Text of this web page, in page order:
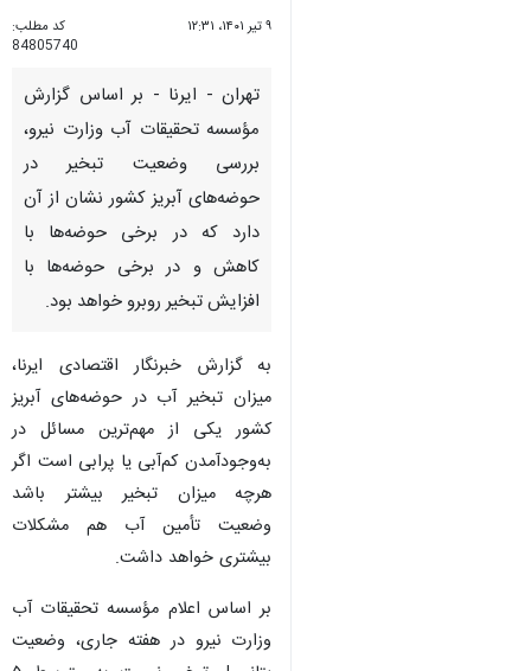
۹ تیر ۱۴۰۱، ۱۲:۳۱
کد مطلب:
84805740
تهران - ایرنا - بر اساس گزارش
مؤسسه تحقیقات آب وزارت نیرو،
بررسی وضعیت تبخیر در
حوضه‌های آبریز کشور نشان از آن
دارد که در برخی حوضه‌ها با
کاهش و در برخی حوضه‌ها با
افزایش تبخیر روبرو خواهد بود.
به گزارش خبرنگار اقتصادی ایرنا،
میزان تبخیر آب در حوضه‌های آبریز
کشور یکی از مهم‌ترین مسائل در
به‌وجودآمدن کم‌آبی یا پرابی است اگر
هرچه میزان تبخیر بیشتر باشد
وضعیت تأمین آب هم مشکلات
بیشتری خواهد داشت.
بر اساس اعلام مؤسسه تحقیقات آب
وزارت نیرو در هفته جاری، وضعیت